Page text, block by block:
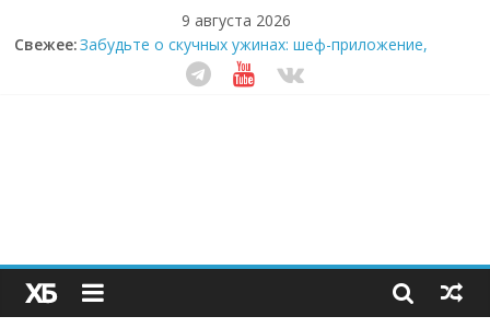
9 августа 2026
Свежее:Забудьте о скучных ужинах: шеф-приложение,
которое видит вашу еду насквозь
Небо зовёт: как бизнес на полётах дронов и
Секрет супергидратации: почему кокосовая вода с
пребиотиками становится главным трендом
здорового питания